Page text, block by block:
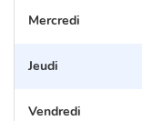
Mercredi
Jeudi
Vendredi